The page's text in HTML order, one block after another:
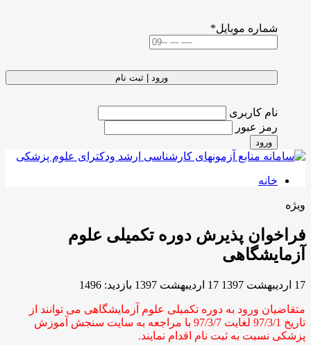
شماره موبایل*
ورود | ثبت نام
نام کاربری
رمز عبور
ورود
خانه
ویژه
فراخوان پذیرش دوره تکمیلی علوم
آزمایشگاهی
17 ارديبهشت 1397 17 ارديبهشت 1397 بازدید: 1496
متقاضیان ورود به دوره تکمیلی علوم آزمایشگاهی می توانند از
تاریخ 97/3/1 لغایت 97/3/7 با مراجعه به سایت سنجش آموزش
پزشکی نسبت به ثبت نام اقدام نمایند.